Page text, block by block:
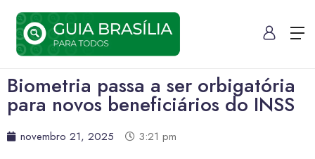
Biometria passa a ser orbigatória
para novos beneficiários do INSS
novembro 21, 2025
3:21 pm